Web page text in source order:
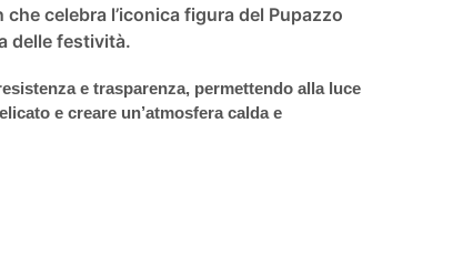
celebra l’iconica figura del Pupazzo
delle festività.
e trasparenza, permettendo alla luce
e creare un’atmosfera calda e